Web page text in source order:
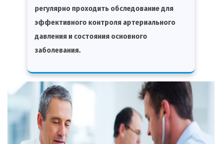
регулярно проходить обследование для
эффективного контроля артериального
давления и состояния основного
заболевания.